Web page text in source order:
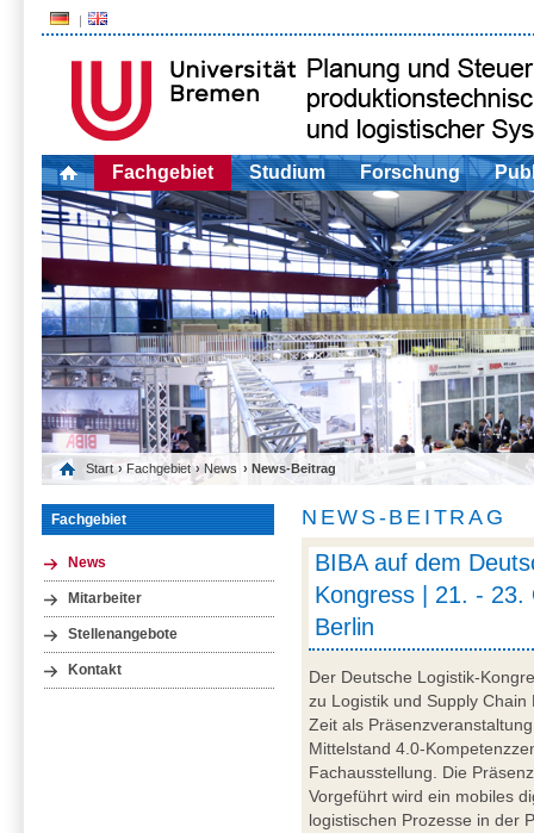
Fachgebiet Studium Forschung
Start › Fachgebiet › News › News-Beitrag
Fachgebiet
News
Mitarbeiter
Stellenangebote
Kontakt
NEWS-BEITRAG
BIBA auf dem
Kongress | 21. - 23.
Berlin
Der Deutsche Logistik-
zu Logistik und Supply
Zeit als
Mittelstand 4.0-
Fachausstellung. Die
Vorgeführt wird ein mobiles
logistischen Prozesse in der